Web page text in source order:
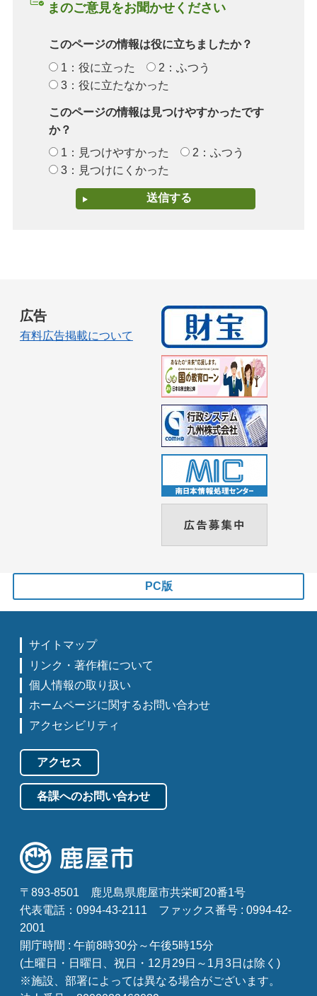
まのご意見をお聞かせください
このページの情報は役に立ちましたか？
1：役に立った
2：ふつう
3：役に立たなかった
このページの情報は見つけやすかったです
か？
1：見つけやすかった
2：ふつう
3：見つけにくかった
広告
有料広告掲載について
PC版
サイトマップ
リンク・著作権について
個人情報の取り扱い
ホームページに関するお問い合わせ
アクセシビリティ
アクセス
各課へのお問い合わせ
〒893-8501
鹿児島県鹿屋市共栄町20番1号
代表電話：0994-43-2111
ファックス番号 : 0994-42-
2001
開庁時間 : 午前8時30分～午後5時15分
(土曜日・日曜日、祝日・12月29日～1月3日は除く)
※施設、部署によっては異なる場合がございます。